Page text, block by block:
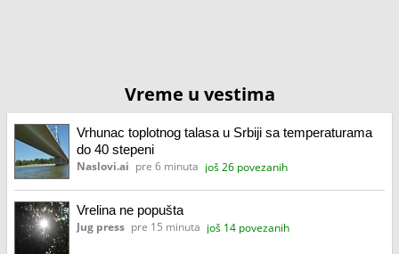
Vreme u vestima
Vrhunac toplotnog talasa u Srbiji sa temperaturama
do 40 stepeni
Naslovi.ai pre 6 minuta još 26 povezanih
Vrelina ne popušta
Jug press pre 15 minuta još 14 povezanih